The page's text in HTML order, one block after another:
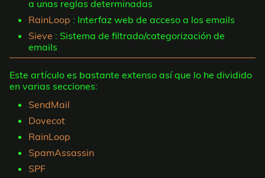
a unas reglas determinadas
RainLoop : Interfaz web de acceso a los emails
Sieve : Sistema de filtrado/categorización de
emails
Este artículo es bastante extenso así que lo he dividido
en varias secciones:
SendMail
Dovecot
RainLoop
SpamAssassin
SPF